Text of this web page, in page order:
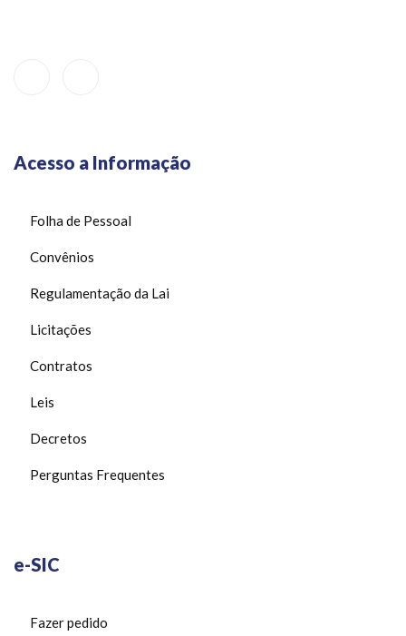
Acesso a Informação
Folha de Pessoal
Convênios
Regulamentação da Lai
Licitações
Contratos
Leis
Decretos
Perguntas Frequentes
e-SIC
Fazer pedido